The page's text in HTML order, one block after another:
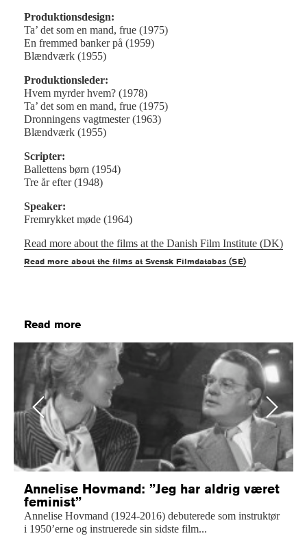
Produktionsdesign:
Ta’ det som en mand, frue (1975)
En fremmed banker på (1959)
Blændværk (1955)
Produktionsleder:
Hvem myrder hvem? (1978)
Ta’ det som en mand, frue (1975)
Dronningens vagtmester (1963)
Blændværk (1955)
Scripter:
Ballettens børn (1954)
Tre år efter (1948)
Speaker:
Fremrykket møde (1964)
Read more about the films at the Danish Film Institute (DK)
Read more about the films at Svensk Filmdatabas (SE)
Read more
Previous
Annelise Hovmand: ”Jeg har aldrig været
feminist”
Annelise Hovmand (1924-2016) debuterede som instruktør
i 1950’erne og instruerede sin sidste film...
Next